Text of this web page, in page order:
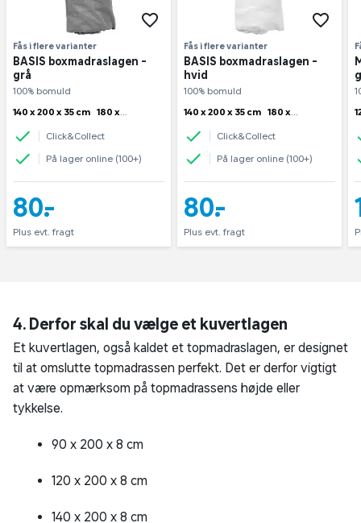
Fås i flere varianter
BASIS boxmadraslagen -
grå
100% bomuld
140 x 200 x 35 cm 180 x
200 x 35 cm
cm
Click&Collect
På lager online (100+)
80,-
Plus evt. fragt
Fås i flere varianter
BASIS boxmadraslagen -
hvid
100% bomuld
140 x 200 x 35 cm 180 x
200 x 35 cm
cm
Click&Collect
På lager online (100+)
80,-
Plus evt. fragt
4. Derfor skal du vælge et kuvertlagen
Et kuvertlagen, også kaldet et topmadraslagen, er designet
til at omslutte topmadrassen perfekt. Det er derfor vigtigt
at være opmærksom på topmadrassens højde eller
tykkelse.
90 x 200 x 8 cm
120 x 200 x 8 cm
140 x 200 x 8 cm